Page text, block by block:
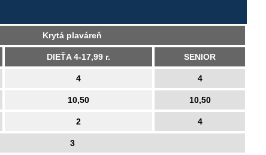
Krytá plaváreň
DIEŤA 4-17,99 r. SENIOR
4 4
10,50 10,50
2 4
3